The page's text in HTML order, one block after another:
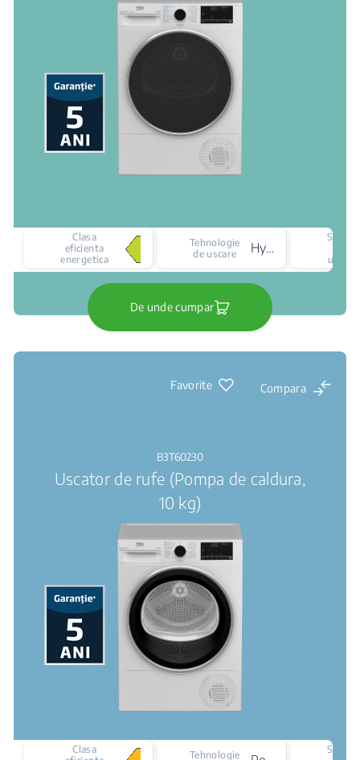
Clasa
eficienta
energetica
Tehnologie
de uscare
Hybrid 2
Senzor
uscare
De unde cumpar
Favorite Compara
B3T60230
Uscator de rufe (Pompa de caldura,
10 kg)
Clasa
Tehnologie
Senzor